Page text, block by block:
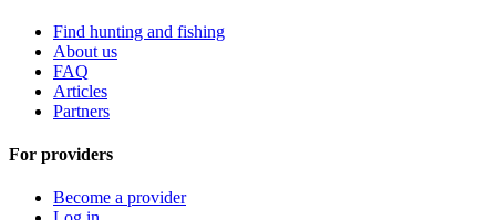
Find hunting and fishing
About us
FAQ
Articles
Partners
For providers
Become a provider